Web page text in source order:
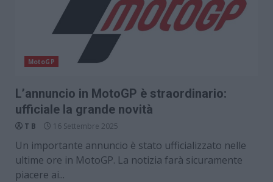
MotoGP
L’annuncio in MotoGP è straordinario:
ufficiale la grande novità
T B 16 Settembre 2025
Un importante annuncio è stato ufficializzato nelle
ultime ore in MotoGP. La notizia farà sicuramente
piacere ai...